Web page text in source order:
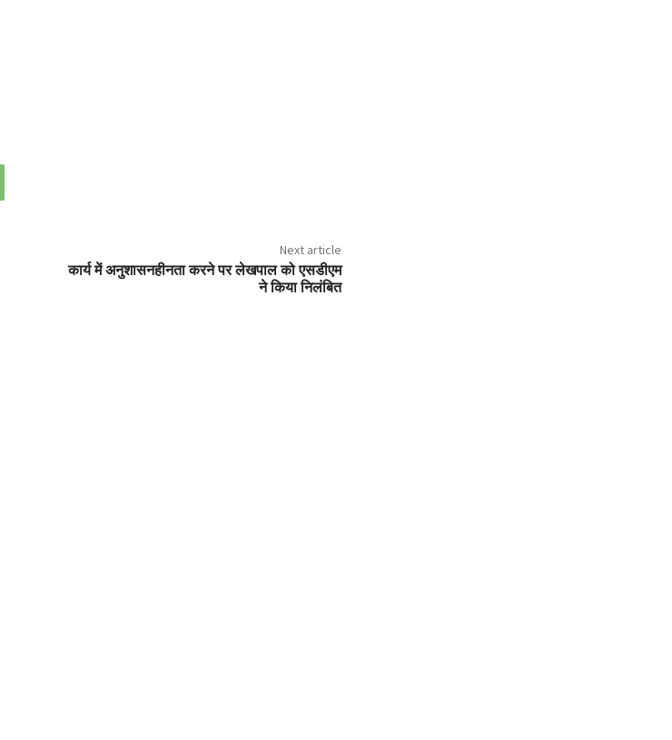
Next article
कार्य में अनुशासनहीनता करने पर लेखपाल को एसडीएम
ने किया निलंबित